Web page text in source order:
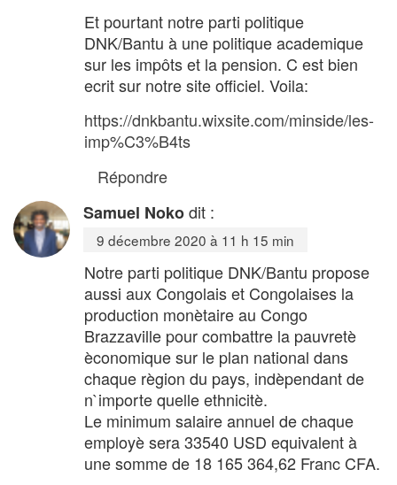
Et pourtant notre parti politique
DNK/Bantu à une politique academique
sur les impôts et la pension. C est bien
ecrit sur notre site officiel. Voila:
https://dnkbantu.wixsite.com/minside/les-
imp%C3%B4ts
Répondre
Samuel Nokodit :
9 décembre 2020 à 11 h 15 min
Notre parti politique DNK/Bantu propose
aussi aux Congolais et Congolaises la
production monètaire au Congo
Brazzaville pour combattre la pauvretè
èconomique sur le plan national dans
chaque règion du pays, indèpendant de
n`importe quelle ethnicitè.
Le minimum salaire annuel de chaque
employè sera 33540 USD equivalent à
une somme de 18 165 364,62 Franc CFA.